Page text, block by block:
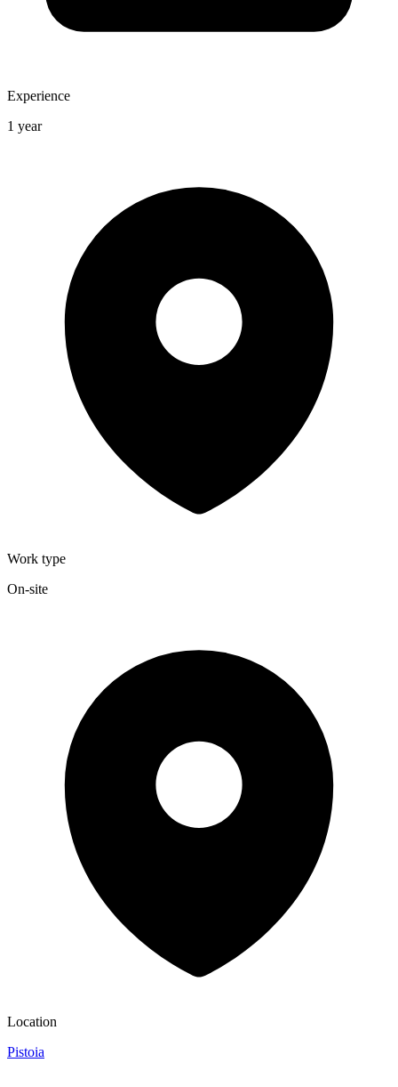
Experience
1 year
Work type
On-site
Location
Pistoia